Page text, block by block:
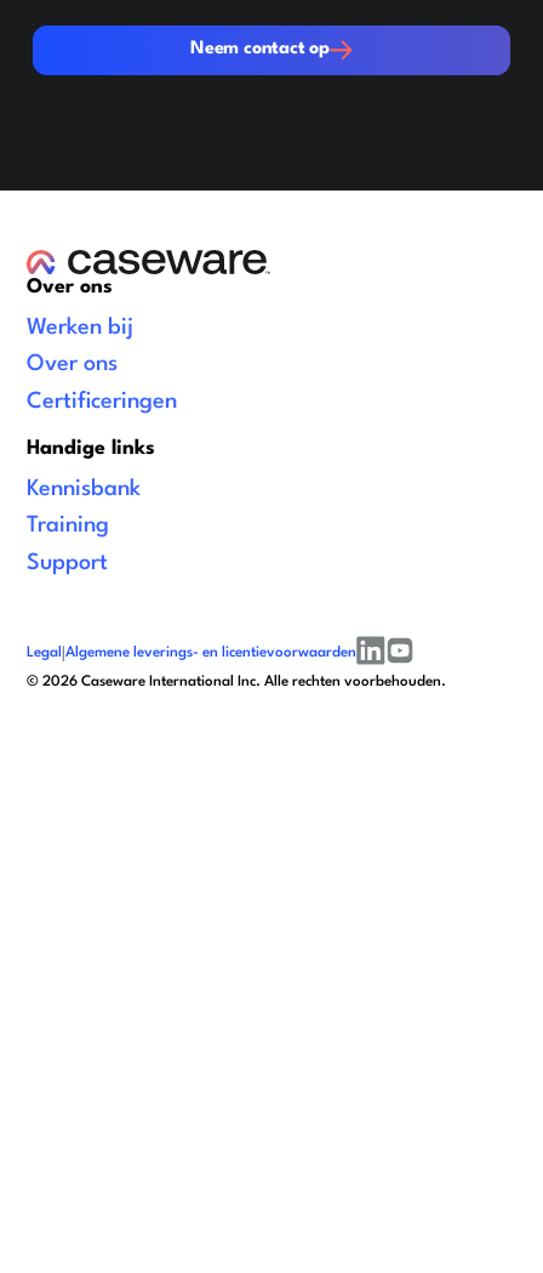
Neem contact op
Neem contact op
Over ons
Werken bij
Over ons
Certificeringen
Handige links
Kennisbank
Training
Support
©2026 Caseware International Inc. Alle rechten voorbehouden.
Legal |Algemene leverings- en licentievoorwaarden
linkedinyoutube